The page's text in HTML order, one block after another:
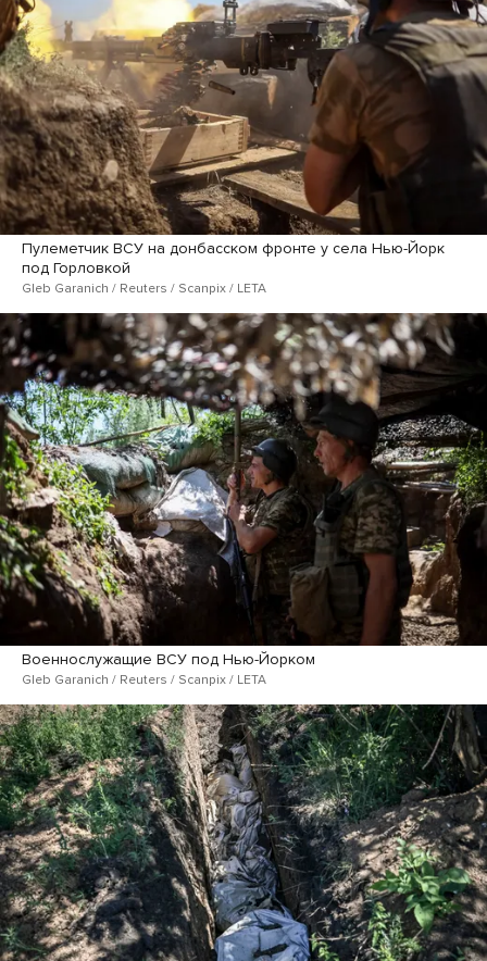
Пулеметчик ВСУ на донбасском фронте у села Нью-Йорк
под Горловкой
Gleb Garanich / Reuters / Scanpix / LETA
Военнослужащие ВСУ под Нью-Йорком
Gleb Garanich / Reuters / Scanpix / LETA